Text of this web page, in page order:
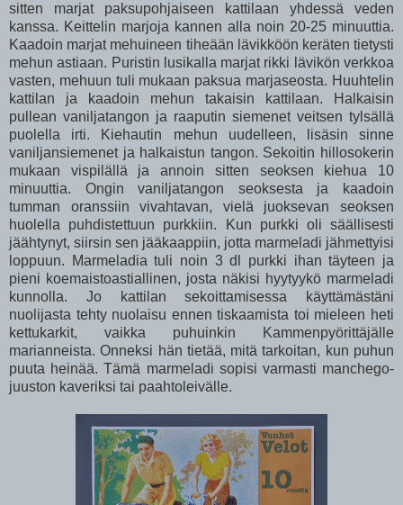
sitten marjat paksupohjaiseen kattilaan yhdessä veden
kanssa. Keittelin marjoja kannen alla noin 20-25 minuuttia.
Kaadoin marjat mehuineen tiheään lävikköön keräten tietysti
mehun astiaan. Puristin lusikalla marjat rikki lävikön verkkoa
vasten, mehuun tuli mukaan paksua marjaseosta. Huuhtelin
kattilan ja kaadoin mehun takaisin kattilaan. Halkaisin
pullean vaniljatangon ja raaputin siemenet veitsen tylsällä
puolella irti. Kiehautin mehun uudelleen, lisäsin sinne
vaniljansiemenet ja halkaistun tangon. Sekoitin hillosokerin
mukaan vispilällä ja annoin sitten seoksen kiehua 10
minuuttia. Ongin vaniljatangon seoksesta ja kaadoin
tumman oranssiin vivahtavan, vielä juoksevan seoksen
huolella puhdistettuun purkkiin. Kun purkki oli säällisesti
jäähtynyt, siirsin sen jääkaappiin, jotta marmeladi jähmettyisi
loppuun. Marmeladia tuli noin 3 dl purkki ihan täyteen ja
pieni koemaistoastiallinen, josta näkisi hyytyykö marmeladi
kunnolla. Jo kattilan sekoittamisessa käyttämästäni
nuolijasta tehty nuolaisu ennen tiskaamista toi mieleen heti
kettukarkit, vaikka puhuinkin Kammenpyörittäjälle
marianneista. Onneksi hän tietää, mitä tarkoitan, kun puhun
puuta heinää. Tämä marmeladi sopisi varmasti manchego-
juuston kaveriksi tai paahtoleivälle.